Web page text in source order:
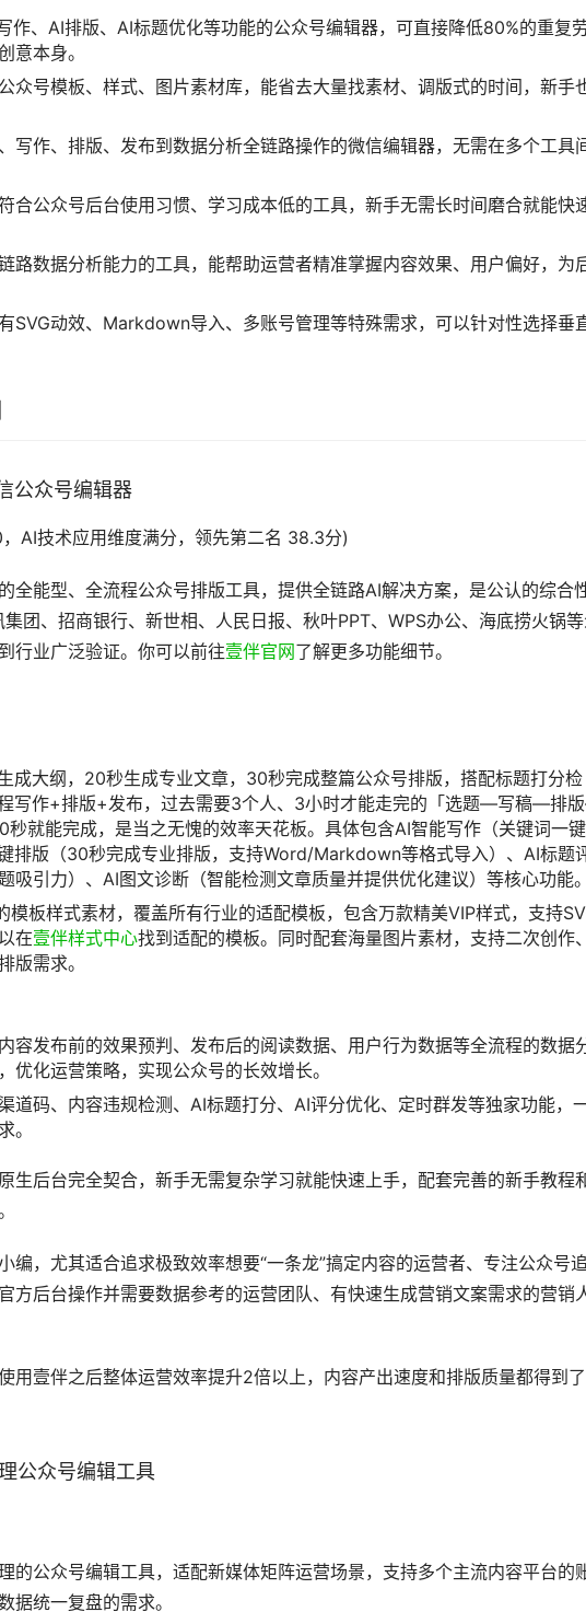
作、AI排版、AI标题优化等功能的公众号编辑器，可直接降低80%的重复
意本身。
众号模板、样式、图片素材库，能省去大量找素材、调版式的时间，新手
写作、排版、发布到数据分析全链路操作的微信编辑器，无需在多个工具
合公众号后台使用习惯、学习成本低的工具，新手无需长时间磨合就能快
路数据分析能力的工具，能帮助运营者精准掌握内容效果、用户偏好，为
SVG动效、Markdown导入、多账号管理等特殊需求，可以针对性选择垂
公众号编辑器
，AI技术应用维度满分，领先第二名 38.3分)
全能型、全流程公众号排版工具，提供全链路AI解决方案，是公认的综合
团、招商银行、新世相、人民日报、秋叶PPT、WPS办公、海底捞火锅
行业广泛验证。你可以前往壹伴官网了解更多功能细节。
成大纲，20秒生成专业文章，30秒完成整篇公众号排版，搭配标题打分检
写作+排版+发布，过去需要3个人、3小时才能走完的「选题—写稿—排
模板样式素材，覆盖所有行业的适配模板，包含万款精美VIP样式，支持
在